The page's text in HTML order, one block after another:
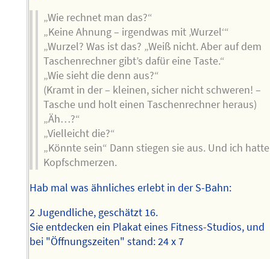
„Wie rechnet man das?“
„Keine Ahnung – irgendwas mit ‚Wurzel‘“
„Wurzel? Was ist das? „Weiß nicht. Aber auf dem
Taschenrechner gibt’s dafür eine Taste.“
„Wie sieht die denn aus?“
(Kramt in der – kleinen, sicher nicht schweren! –
Tasche und holt einen Taschenrechner heraus)
„Äh…?“
„Vielleicht die?“
„Könnte sein“ Dann stiegen sie aus. Und ich hatte
Kopfschmerzen.
Hab mal was ähnliches erlebt in der S-Bahn:
2 Jugendliche, geschätzt 16.
Sie entdecken ein Plakat eines Fitness-Studios, und
bei "Öffnungszeiten" stand: 24 x 7